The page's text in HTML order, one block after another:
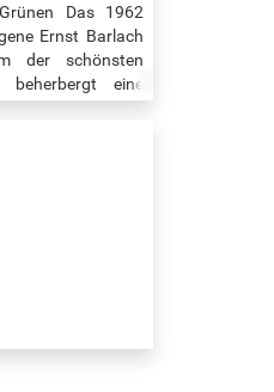
Das 1962
Ernst Barlach
der schönsten
beherbergt eine
Zeichners und
kostbaren